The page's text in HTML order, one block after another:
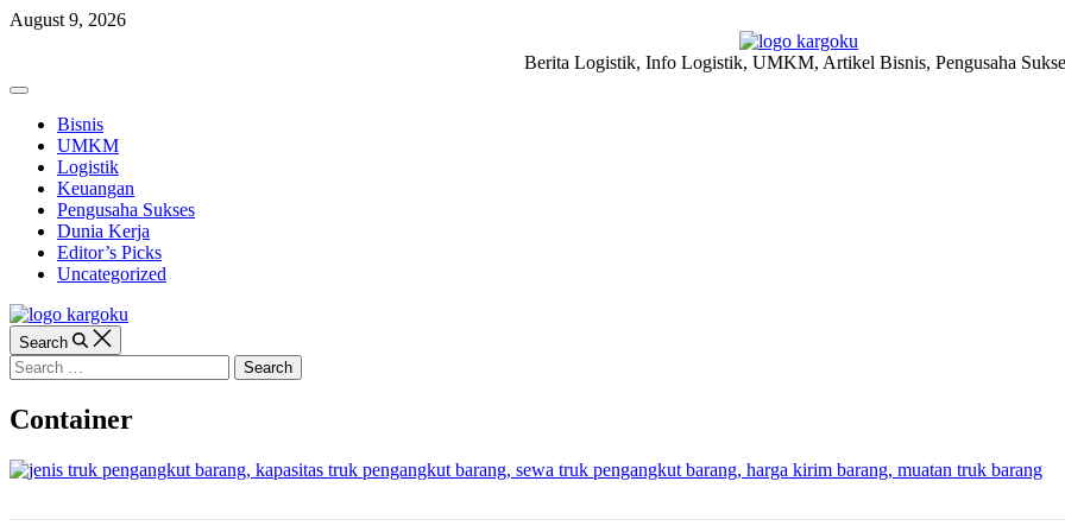
Skip
August 9, 2026
Berita Logistik, Info Logistik, UMKM, Artikel Bisnis, Pengusaha
Off
CanvasBisnis
UMKM
Logistik
Keuangan
Pengusaha Sukses
Dunia Kerja
Editor’s Picks
Uncategorized
Search
Search
for:
Container